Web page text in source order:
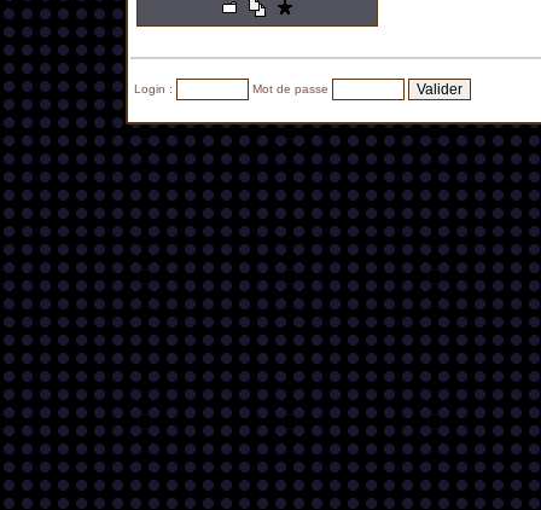
Login : Mot de passe